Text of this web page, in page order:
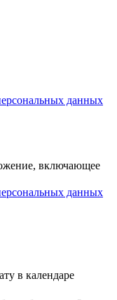
данных
включающее
данных